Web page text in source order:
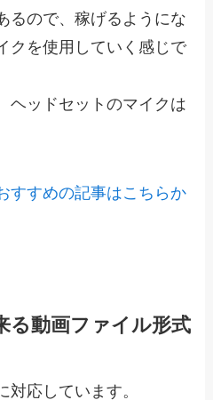
るので、稼げるようにな
クを使用していく感じで
ヘッドセットのマイクは
すすめの記事はこちらか
る動画ファイル形式
対応しています。